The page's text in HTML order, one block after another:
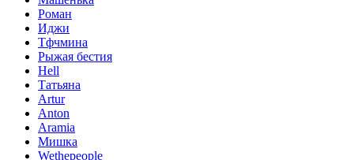
Роман
Иджи
Тфчмина
Рыжая бестия
Hell
Татьяна
Artur
Anton
Aramia
Мишка
Wethepeople